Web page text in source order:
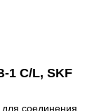
1 C/L, SKF
соединения